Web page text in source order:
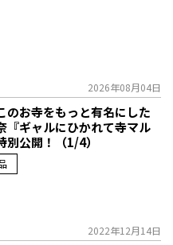
2026年08月04日
のお寺をもっと有名にした
『ギャルにひかれて寺マル
別公開！（1/4）
2022年12月14日